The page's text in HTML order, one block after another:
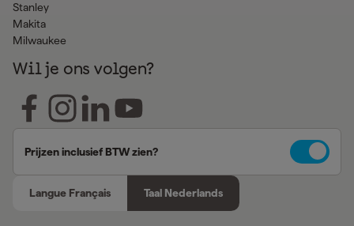
Stanley
Makita
Milwaukee
Wil je ons volgen?
Prijzen inclusief BTW zien?
Langue Français Taal Nederlands